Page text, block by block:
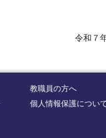
）１月６
教職員の方へ
個人情報保護につい